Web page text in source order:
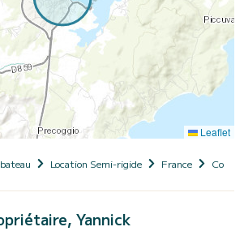
Leaflet
Location Semi-rigide France Corse
Yannick